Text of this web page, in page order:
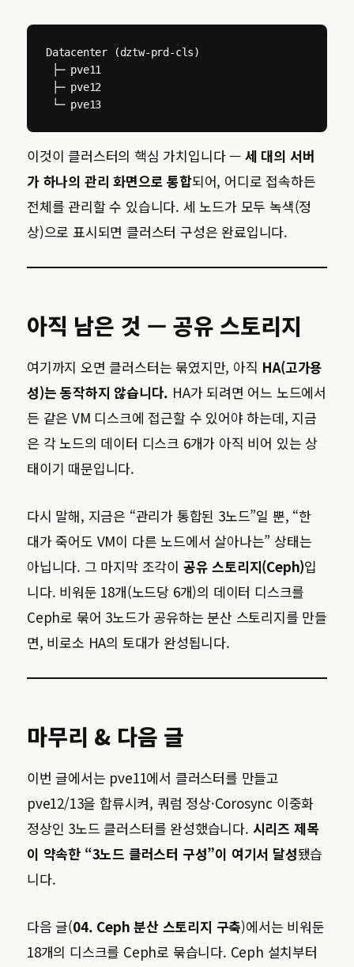
Datacenter (dztw-prd-cls)
└─ pve13
이것이 클러스터의 핵심 가치입니다 — 세 대의 서버
가 하나의 관리 화면으로 통합되어, 어디로 접속하든
전체를 관리할 수 있습니다. 세 노드가 모두 녹색(정
상)으로 표시되면 클러스터 구성은 완료입니다.
아직 남은 것 — 공유 스토리지
여기까지 오면 클러스터는 묶였지만, 아직 HA(고가용
성)는 동작하지 않습니다. HA가 되려면 어느 노드에서
든 같은 VM 디스크에 접근할 수 있어야 하는데, 지금
은 각 노드의 데이터 디스크 6개가 아직 비어 있는 상
태이기 때문입니다.
다시 말해, 지금은 “관리가 통합된 3노드”일 뿐, “한
대가 죽어도 VM이 다른 노드에서 살아나는” 상태는
아닙니다. 그 마지막 조각이 공유 스토리지(Ceph)입
니다. 비워둔 18개(노드당 6개)의 데이터 디스크를
Ceph로 묶어 3노드가 공유하는 분산 스토리지를 만들
면, 비로소 HA의 토대가 완성됩니다.
마무리 & 다음 글
이번 글에서는 pve11에서 클러스터를 만들고
pve12/13을 합류시켜, 쿼럼 정상·Corosync 이중화
정상인 3노드 클러스터를 완성했습니다. 시리즈 제목
이 약속한 “3노드 클러스터 구성”이 여기서 달성됐습
니다.
다음 글(04. Ceph 분산 스토리지 구축)에서는 비워둔
18개의 디스크를 Ceph로 묶습니다. Ceph 설치부터